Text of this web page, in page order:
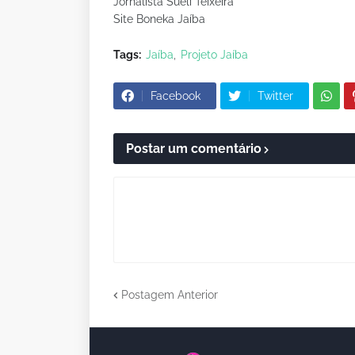
Site Boneka Jaíba
Tags: Jaíba Projeto Jaíba
Facebook Twitter
Postar um comentário
Postagem Anterior